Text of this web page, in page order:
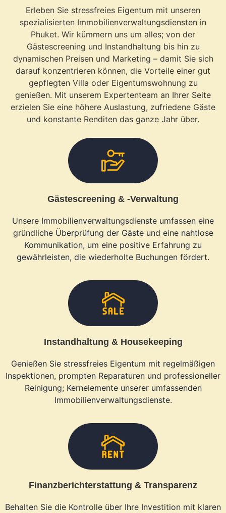
Erleben Sie stressfreies Eigentum mit unseren
spezialisierten Immobilienverwaltungsdiensten in
Phuket. Wir kümmern uns um alles; von der
Gästescreening und Instandhaltung bis hin zu
dynamischen Preisen und Marketing – damit Sie sich
darauf konzentrieren können, die Vorteile einer gut
gepflegten Villa oder Eigentumswohnung zu
genießen. Mit unserem Expertenteam an Ihrer Seite
erzielen Sie eine höhere Auslastung, zufriedene Gäste
und konstante Renditen das ganze Jahr über.
Gästescreening & -verwaltung
Unsere Immobilienverwaltungsdienste umfassen eine
gründliche Überprüfung der Gäste und eine nahtlose
Kommunikation, um eine positive Erfahrung zu
gewährleisten, die wiederholte Buchungen fördert.
Instandhaltung & Housekeeping
Genießen Sie stressfreies Eigentum mit regelmäßigen
Inspektionen, prompten Reparaturen und professioneller
Reinigung; Kernelemente unserer umfassenden
Immobilienverwaltungsdienste.
Finanzberichterstattung & Transparenz
Behalten Sie die Kontrolle über Ihre Investition mit klaren